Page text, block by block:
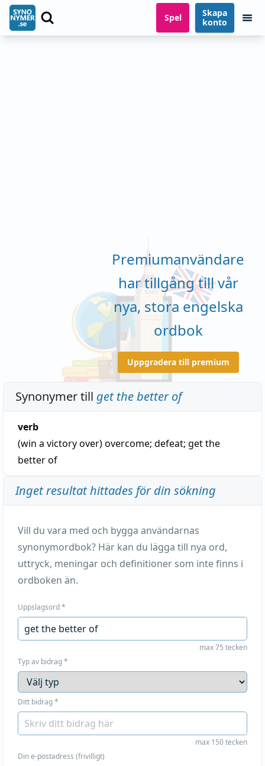
Spel
Skapa
konto
Premiumanvändare
har tillgång till vår
nya, stora engelska
ordbok
Uppgradera till premium
Synonymer till get the better of
verb
(win a victory over)overcome; defeat; get the
better of
Inget resultat hittades för din sökning
Vill du vara med och bygga användarnas
synonymordbok? Här kan du lägga till nya ord,
uttryck, meningar och definitioner som inte finns i
ordboken än.
Uppslagsord*
max 75 tecken
Typ av bidrag*
Ditt bidrag*
max 150 tecken
Din e-postadress (frivilligt)